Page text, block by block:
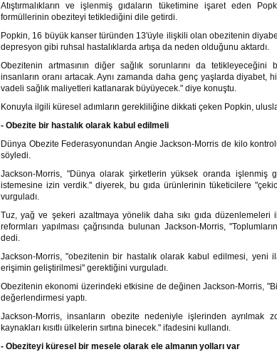
Atıştırmalıkların ve işlenmiş gıdaların tüketimine işaret eden
formüllerinin obeziteyi tetiklediğini dile getirdi.
Popkin, 16 büyük kanser türünden 13'üyle ilişkili olan obezitenin
depresyon gibi ruhsal hastalıklarda artışa da neden olduğunu aktardı.
Obezitenin artmasının diğer sağlık sorunlarını da
insanların oranı artacak. Aynı zamanda daha genç yaşlarda diyabet,
vadeli sağlık maliyetleri katlanarak büyüyecek." diye konuştu.
Konuyla ilgili küresel adımların gerekliliğine dikkati çeken Popkin,
- Obezite bir hastalık olarak kabul edilmeli
Dünya Obezite Federasyonundan Angie Jackson-Morris de kilo
söyledi.
Jackson-Morris, "Dünya olarak şirketlerin yüksek oranda işlenmiş
istemesine izin verdik." diyerek, bu gıda ürünlerinin tüketicilere
vurguladı.
Tuz, yağ ve şekeri azaltmaya yönelik daha sıkı gıda
reformları yapılması çağrısında bulunan Jackson-Morris,
dedi.
Jackson-Morris, "obezitenin bir hastalık olarak kabul edilmesi, yeni
erişimin geliştirilmesi" gerektiğini vurguladı.
Obezitenin ekonomi üzerindeki etkisine de değinen Jackson-Morris,
değerlendirmesi yaptı.
Jackson-Morris, insanların obezite nedeniyle işlerinden
kaynakları kısıtlı ülkelerin sırtına binecek." ifadesini kullandı.
- Obeziteyi küresel bir mesele olarak ele almanın yolları var